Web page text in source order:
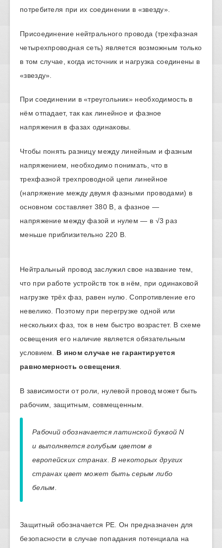
потребителя при их соединении в «звезду».
Присоединение нейтрального провода (трехфазная
четырехпроводная сеть) является возможным только
в том случае, когда источник и нагрузка соединены в
«звезду».
При соединении в «треугольник» необходимость в
нём отпадает, так как линейное и фазное
напряжения в фазах одинаковы.
Чтобы понять разницу между линейным и фазным
напряжением, необходимо понимать, что в
трехфазной трехпроводной цепи линейное
(напряжение между двумя фазными проводами) в
основном составляет 380 В, а фазное —
напряжение между фазой и нулем — в √3 раз
меньше приблизительно 220 В.
Нейтральный провод заслужил свое название тем,
что при работе устройств ток в нём, при одинаковой
нагрузке трёх фаз, равен нулю. Сопротивление его
невелико. Поэтому при перегрузке одной или
нескольких фаз, ток в нем быстро возрастет. В схеме
освещения его наличие является обязательным
условием. В ином случае не гарантируется
равномерность освещения.
В зависимости от роли, нулевой провод может быть
рабочим, защитным, совмещенным.
Рабочий обозначается латинской буквой N
и выполняется голубым цветом в
европейских странах. В некоторых других
странах цвет может быть серым либо
белым.
Защитный обозначается РЕ. Он предназначен для
безопасности в случае попадания потенциала на